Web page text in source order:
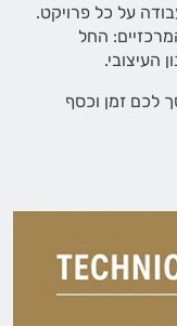
על כל פרויקט.
החל
העיצובי.
לכם זמן וכסף